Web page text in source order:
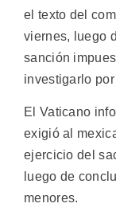
el texto del
viernes, luego
sanción
investigarlo
El Vaticano
exigió al
ejercicio del
luego de
menores.